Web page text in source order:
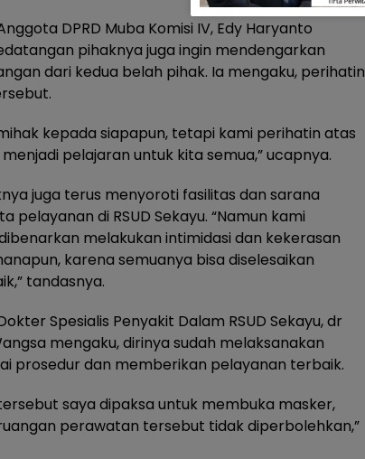
DPRD Muba Komisi IV, Edy Haryanto
pihaknya juga ingin mendengarkan
dari kedua belah pihak. Ia mengaku, perihatin
kepada siapapun, tetapi kami perihatin atas
menjadi pelajaran untuk kita semua,” ucapnya.
juga terus menyoroti fasilitas dan sarana
pelayanan di RSUD Sekayu. “Namun kami
melakukan intimidasi dan kekerasan
karena semuanya bisa diselesaikan
tandasnya.
Spesialis Penyakit Dalam RSUD Sekayu, dr
mengaku, dirinya sudah melaksanakan
prosedur dan memberikan pelayanan terbaik.
saya dipaksa untuk membuka masker,
perawatan tersebut tidak diperbolehkan,”